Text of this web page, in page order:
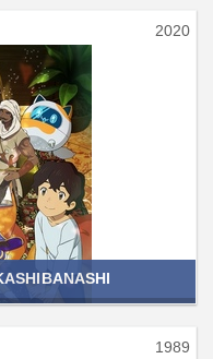
2020
1989